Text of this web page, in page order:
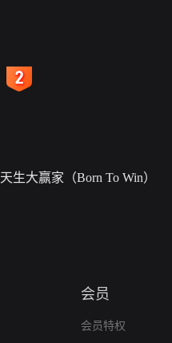
天生大赢家（Born To Win）
会员
会员特权